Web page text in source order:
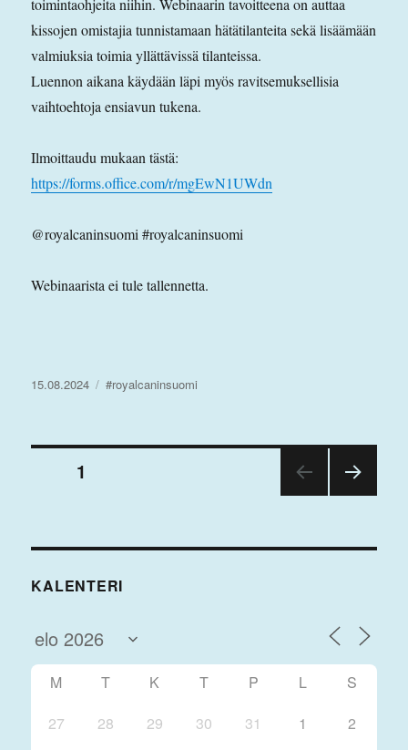
toimintaohjeita niihin. Webinaarin tavoitteena on auttaa
kissojen omistajia tunnistamaan hätätilanteita sekä lisäämään
valmiuksia toimia yllättävissä tilanteissa.
Luennon aikana käydään läpi myös ravitsemuksellisia
vaihtoehtoja ensiavun tukena.
Ilmoittaudu mukaan tästä:
https://forms.office.com/r/mgEwN1UWdn
@royalcaninsuomi #royalcaninsuomi
Webinaarista ei tule tallennetta.
Julkaistu
15.08.2024 Avainsanat
#royalcaninsuomi
Artikkelien
1
SIVU
KALENTERI
M T K T P L
S
27
28 29 30 31 1 2